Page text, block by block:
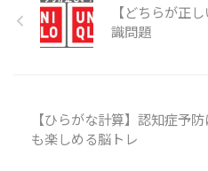
【どちらが正
識問題
【ひらがな計算】認知症予
も楽しめる脳トレ